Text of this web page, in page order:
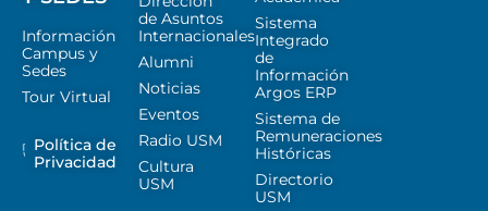
Información
Campus y
Sedes
Tour Virtual
Política de
Privacidad
de Asuntos
Internacionales
Alumni
Noticias
Eventos
Radio USM
Cultura
USM
Sistema
Integrado
de
Información
Argos ERP
Sistema de
Remuneraciones
Históricas
Directorio
USM